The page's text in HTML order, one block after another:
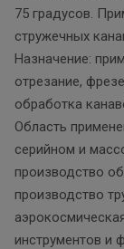
75 градусов.
стружечных
Назначение:
отрезание,
обработка
Область
серийном и
производство
производство
инструментов и